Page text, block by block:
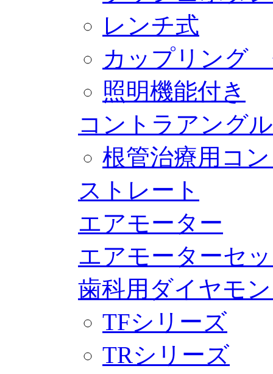
レンチ式
カップリング
照明機能付き
コントラアングル
根管治療用コ
ストレート
エアモーター
エアモーターセ
歯科用ダイヤモ
TFシリーズ
TRシリーズ